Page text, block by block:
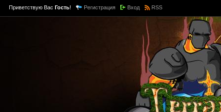
Приветствую Вас Гость! Регистрация Вход RSS